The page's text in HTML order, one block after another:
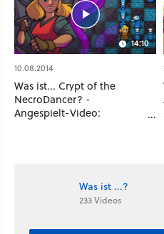
14:10
10.08.2014
Was ist... Crypt of the
NecroDancer? -
Angespielt-Video:
Was ist ...?
233 Videos